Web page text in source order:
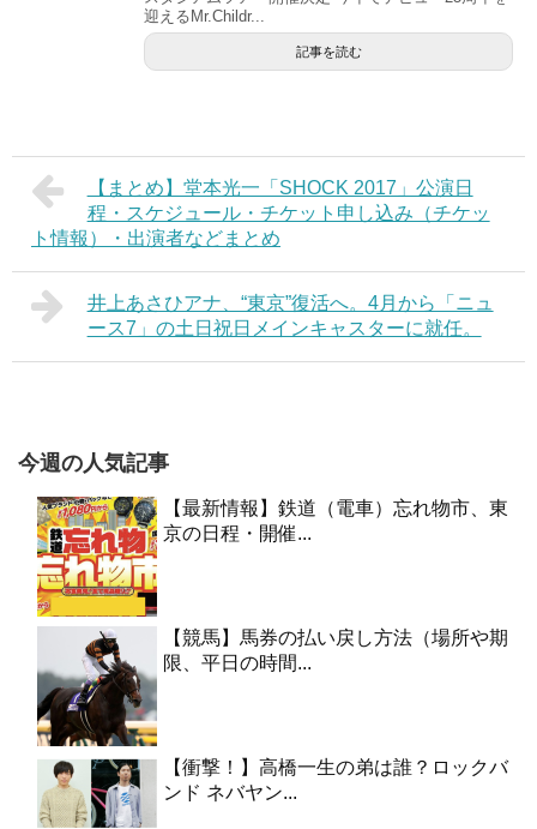
迎えるMr.Childr...
記事を読む
【まとめ】堂本光一「SHOCK 2017」公演日
程・スケジュール・チケット申し込み（チケッ
ト情報）・出演者などまとめ
井上あさひアナ、“東京”復活へ。4月から「ニュ
ース7」の土日祝日メインキャスターに就任。
今週の人気記事
【最新情報】鉄道（電車）忘れ物市、東
京の日程・開催...
【競馬】馬券の払い戻し方法（場所や期
限、平日の時間...
【衝撃！】高橋一生の弟は誰？ロックバ
ンド ネバヤン...